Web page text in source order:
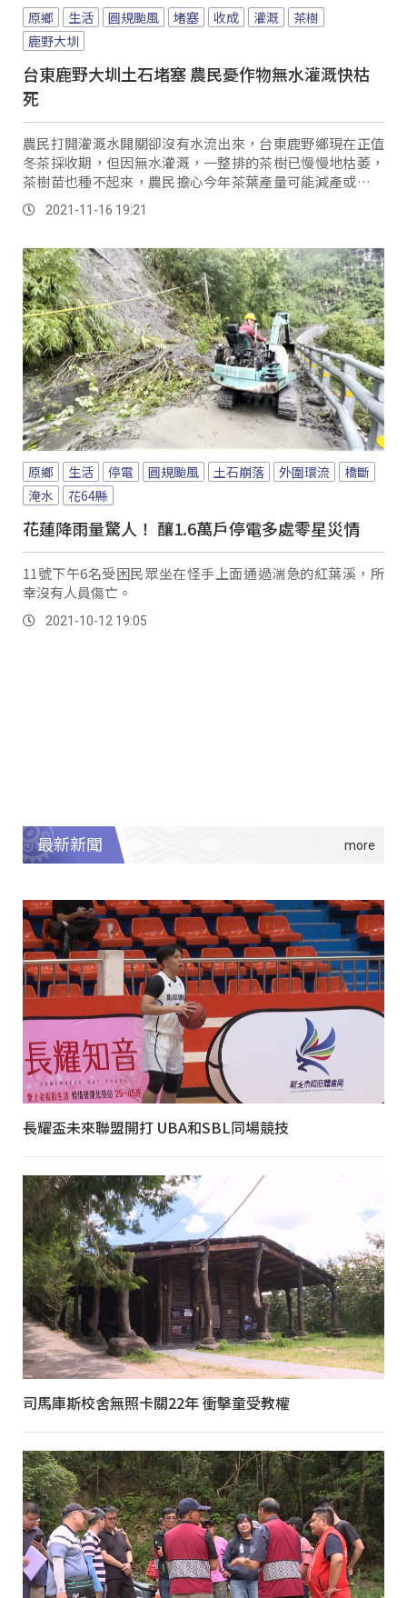
原鄉 生活 圓規颱風 堵塞 收成 灌溉
茶樹
鹿野大圳
台東鹿野大圳土石堵塞 農民憂作物無水灌溉快枯
死
農民打開灌溉水開關卻沒有水流出來，台東鹿野鄉現在正值
冬茶採收期，但因無水灌溉，一整排的茶樹已慢慢地枯萎，
茶樹苗也種不起來，農民擔心今年茶葉產量可能減產或是停
產。2021-11-16 19:21
原鄉 生活 停電 圓規颱風 土石崩落 外圍環流
橋斷
淹水
花64縣
花蓮降雨量驚人！ 釀1.6萬戶停電多處零星災情
11號下午6名受困民眾坐在怪手上面通過湍急的紅葉溪，所
幸沒有人員傷亡。
2021-10-12 19:05
最新新聞
長耀盃未來聯盟開打 UBA和SBL同場競技
司馬庫斯校舍無照卡關22年 衝擊童受教權